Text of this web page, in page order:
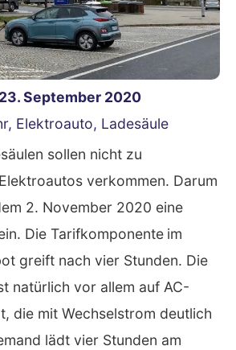
23. September 2020
, Elektroauto, Ladesäule
sollen nicht zu
verkommen. Darum
2. November 2020 eine
Die Tarifkomponente im
greift nach vier Stunden. Die
natürlich vor allem auf AC-
die mit Wechselstrom deutlich
lädt vier Stunden am